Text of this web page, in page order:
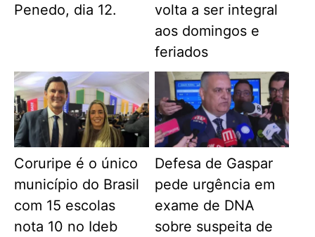
Penedo, dia 12.
volta a ser integral
aos domingos e
feriados
Coruripe é o único
município do Brasil
com 15 escolas
nota 10 no Ideb
Defesa de Gaspar
pede urgência em
exame de DNA
sobre suspeita de